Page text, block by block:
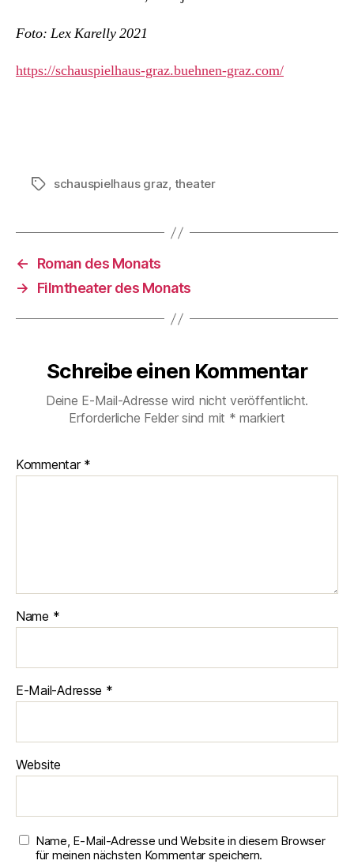
Foto: Lex Karelly 2021
https://schauspielhaus-graz.buehnen-graz.com/
Schlagwörter
schauspielhaus graz, theater
←
Roman des Monats
→
Filmtheater des Monats
Schreibe einen Kommentar
Deine E-Mail-Adresse wird nicht veröffentlicht.
Erforderliche Felder sind mit * markiert
Kommentar *
Name *
E-Mail-Adresse *
Website
Name, E-Mail-Adresse und Website in diesem Browser
für meinen nächsten Kommentar speichern.